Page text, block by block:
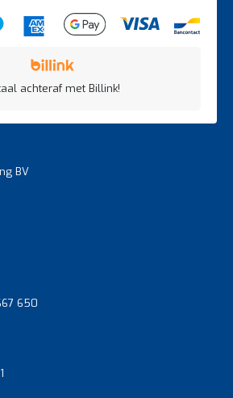
achteraf met Billink!
BV
650